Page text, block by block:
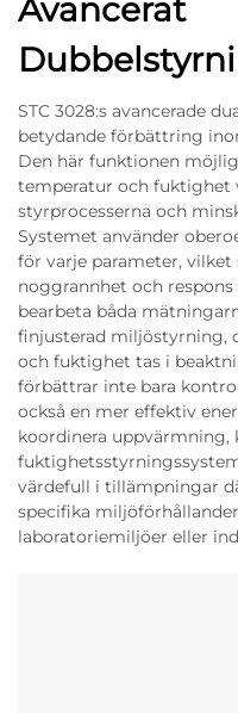
Avancerat
STC 3028:s avancerade
betydande förbättring
Den här funktionen
temperatur och fuktighet
styrprocesserna och
Systemet använder
för varje parameter,
noggrannhet och
bearbeta båda
finjusterad miljöstyrning,
och fuktighet tas i
förbättrar inte bara
också en mer effektiv
koordinera uppvärmning,
värdefull i tillämpningar
specifika
laboratoriemiljöer eller